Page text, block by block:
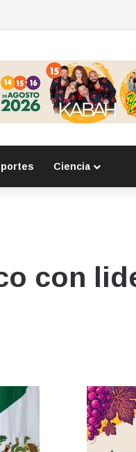
Ciencia
con